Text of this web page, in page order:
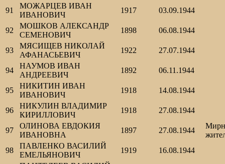
91
МОЖАРЦЕВ ИВАН
ИВАНОВИЧ
1917 03.09.1944
92
МОШКОВ АЛЕКСАНДР
СЕМЕНОВИЧ
1898 06.08.1944
93
МЯСИЩЕВ НИКОЛАЙ
АФАНАСЬЕВИЧ
1922 27.07.1944
94
НАУМОВ ИВАН
АНДРЕЕВИЧ
1892 06.11.1944
95
НИКИТИН ИВАН
ИВАНОВИЧ
1918 14.08.1944
96
НИКУЛИН ВЛАДИМИР
КИРИЛЛОВИЧ
1918 27.08.1944
97
ОЛИНОВА ЕВДОКИЯ
ИВАНОВНА
1897 27.08.1944
98
ПАВЛЕНКО ВАСИЛИЙ
ЕМЕЛЬЯНОВИЧ
1919
16.08.1944